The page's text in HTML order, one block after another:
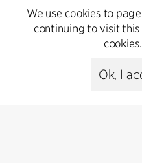
Peter Sikker Rasmussen
T +45 6193 6857
psr@cfmoller.com
We use cookies to
continuing to visit
cookies.
Ok, I